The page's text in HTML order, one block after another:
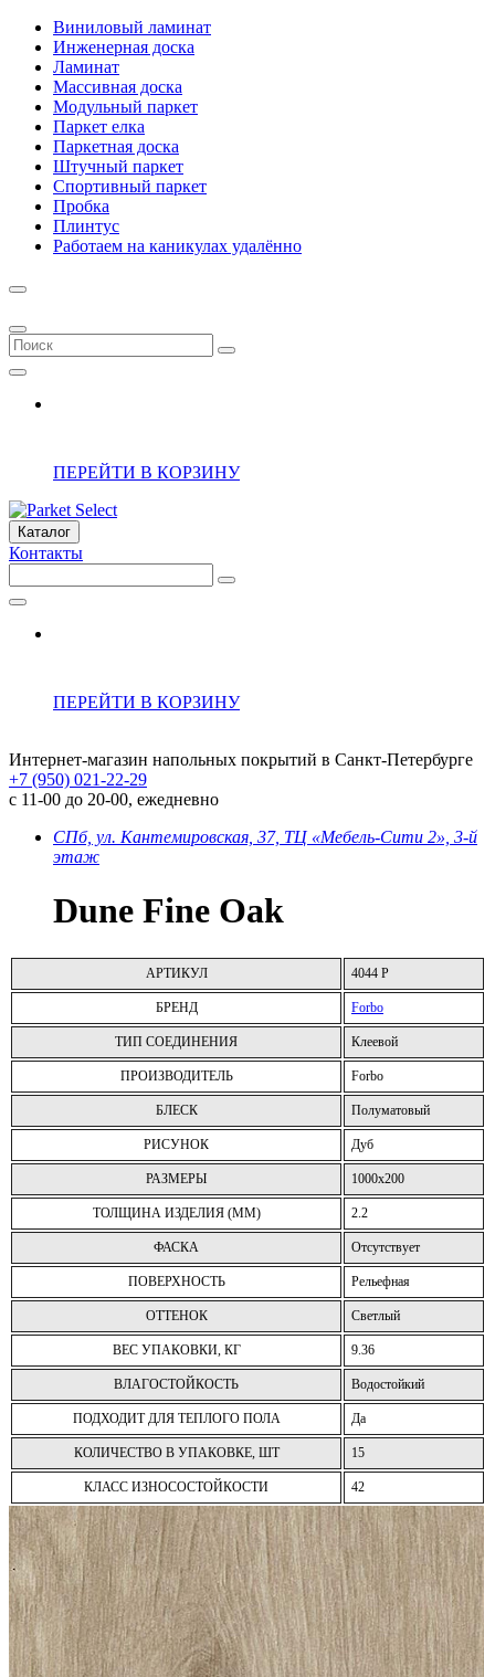
Виниловый ламинат
Инженерная доска
Ламинат
Массивная доска
Модульный паркет
Паркет елка
Паркетная доска
Штучный паркет
Спортивный паркет
Пробка
Плинтус
Работаем на каникулах удалённо
ПЕРЕЙТИ В КОРЗИНУ
Каталог
Контакты
ПЕРЕЙТИ В КОРЗИНУ
Интернет-магазин напольных покрытий в Санкт-Петербурге
+7 (950) 021-22-29
с 11-00 до 20-00, ежедневно
СПб, ул. Кантемировская, 37, ТЦ «Мебель-Сити 2», 3-й
этаж
Dune Fine Oak
АРТИКУЛ 4044 P
БРЕНД Forbo
ТИП СОЕДИНЕНИЯ Клеевой
ПРОИЗВОДИТЕЛЬ Forbo
БЛЕСК Полуматовый
РИСУНОК Дуб
РАЗМЕРЫ 1000x200
ТОЛЩИНА ИЗДЕЛИЯ (ММ) 2.2
ФАСКА Отсутствует
ПОВЕРХНОСТЬ Рельефная
ОТТЕНОК Светлый
ВЕС УПАКОВКИ, КГ 9.36
ВЛАГОСТОЙКОСТЬ Водостойкий
ПОДХОДИТ ДЛЯ ТЕПЛОГО ПОЛА Да
КОЛИЧЕСТВО В УПАКОВКЕ, ШТ 15
КЛАСС ИЗНОСОСТОЙКОСТИ 42